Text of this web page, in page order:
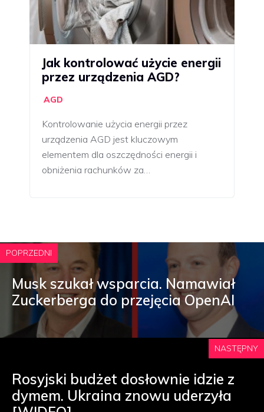
Jak kontrolować użycie energii
przez urządzenia AGD?
AGD
Kontrolowanie użycia energii przez
urządzenia AGD jest kluczowym
elementem dla oszczędności energii i
obniżenia rachunków za…
POPRZEDNI
Musk szukał wsparcia. Namawiał
Zuckerberga do przejęcia OpenAI
NASTĘPNY
Rosyjski budżet dosłownie idzie z
dymem. Ukraina znowu uderzyła